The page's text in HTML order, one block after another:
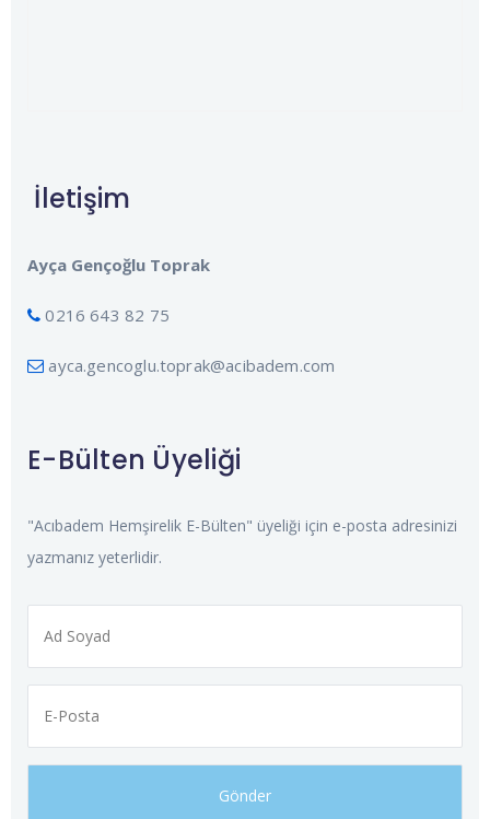
İletişim
Ayça Gençoğlu Toprak
0216 643 82 75
ayca.gencoglu.toprak@acibadem.com
E-Bülten Üyeliği
"Acıbadem Hemşirelik E-Bülten" üyeliği için e-posta adresinizi
yazmanız yeterlidir.